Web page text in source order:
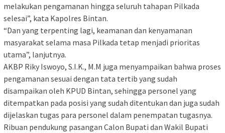
melakukan pengamanan hingga seluruh tahapan Pilkada
selesai”, kata Kapolres Bintan.
“Dan yang terpenting lagi, keamanan dan kenyamanan
masyarakat selama masa Pilkada tetap menjadi prioritas
utama”, lanjutnya.
AKBP Riky Iswoyo, S.I.K., M.M juga menyampaikan bahwa proses
pengamanan sesuai dengan tata tertib yang sudah
disampaikan oleh KPUD Bintan, sehingga personel yang
ditempatkan pada posisi yang sudah ditentukan dan juga sudah
dijelaskan tugas para personel dalam penempatan tugasnya.
Ribuan pendukung pasangan Calon Bupati dan Wakil Bupati